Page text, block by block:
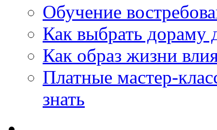
Обучение
Как выбрать дораму
Как образ жизни
Платные мастер-
знать